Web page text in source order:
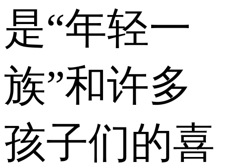
是“年轻一
族”和许多
孩子们的喜